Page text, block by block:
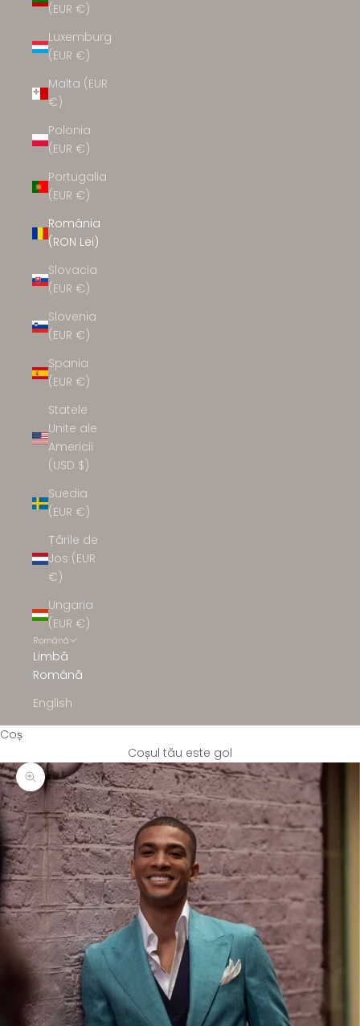
(EUR €)
Luxemburg
(EUR €)
Malta (EUR
€)
Polonia
(EUR €)
Portugalia
(EUR €)
România
(RON Lei)
Slovacia
(EUR €)
Slovenia
(EUR €)
Spania
(EUR €)
Statele
Unite ale
Americii
(USD $)
Suedia
(EUR €)
Țările de
Jos (EUR
€)
Ungaria
(EUR €)
Română
Limbă
Română
English
Coș
Coșul tău este gol
Mărește